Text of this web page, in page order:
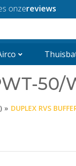
onzereviews
50/
DUPLEX RVS